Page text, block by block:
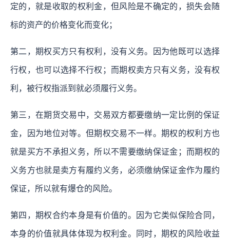
定的，就是收取的权利金，但风险是不确定的，损失会随
标的资产的价格变化而变化；
第二，期权买方只有权利，没有义务。因为他既可以选择
行权，也可以选择不行权；而期权卖方只有义务，没有权
利，被行权指派到就必须履行义务。
第三，在期货交易中，交易双方都要缴纳一定比例的保证
金，因为地位对等。但期权交易不一样。期权的权利方也
就是买方不承担义务，所以不需要缴纳保证金；而期权的
义务方也就是卖方有履约义务，必须缴纳保证金作为履约
保证，所以就有爆仓的风险。
第四，期权合约本身是有价值的。因为它类似保险合同，
本身的价值就具体体现为权利金。同时，期权的风险收益